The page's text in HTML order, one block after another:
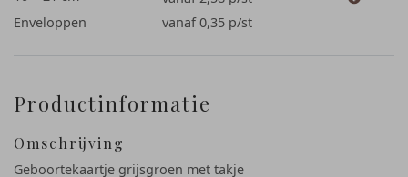
Enveloppen
vanaf 0,35 p/st
Productinformatie
Omschrijving
Geboortekaartje grijsgroen met takje